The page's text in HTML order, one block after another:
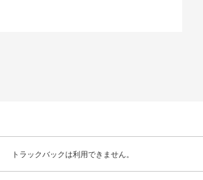
トラックバックは利用できません。